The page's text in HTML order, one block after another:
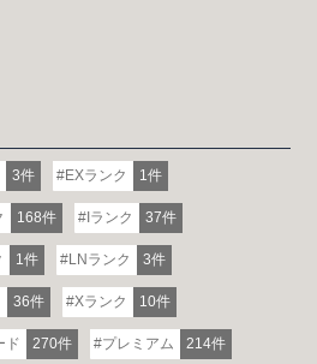
3件 EXランク 1件
168件 Iランク 37件
1件 LNランク 3件
36件 Xランク 10件
ド 270件 プレミアム 214件